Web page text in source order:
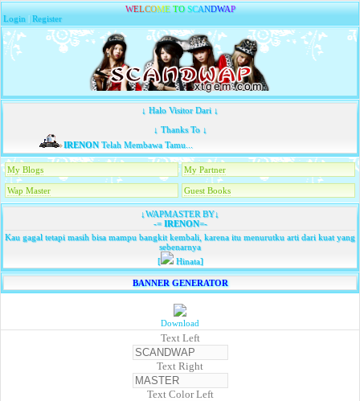
WELCOME TO SCANDWAP
Login |Register
↓ Halo Visitor Dari ↓
↓ Thanks To ↓
IRENONTelah Membawa Tamu...
My Blogs My Partner
Wap Master Guest Books
↓WAPMASTER BY↓
-=IRENON=-
Kau gagal tetapi masih bisa mampu bangkit kembali, karena itu menurutku arti dari kuat yang
sebenarnya
[
Hinata]
BANNER GENERATOR
Download
Text Left
Text Right
Text Color Left